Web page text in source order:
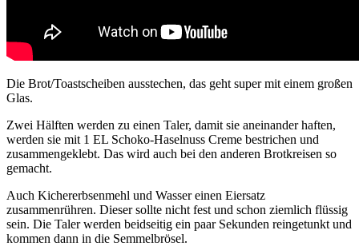
Die Brot/Toastscheiben ausstechen, das geht super mit einem großen
Glas.
Zwei Hälften werden zu einen Taler, damit sie aneinander haften,
werden sie mit 1 EL Schoko-Haselnuss Creme bestrichen und
zusammengeklebt. Das wird auch bei den anderen Brotkreisen so
gemacht.
Auch Kichererbsenmehl und Wasser einen Eiersatz
zusammenrühren. Dieser sollte nicht fest und schon ziemlich flüssig
sein. Die Taler werden beidseitig ein paar Sekunden reingetunkt und
kommen dann in die Semmelbrösel.